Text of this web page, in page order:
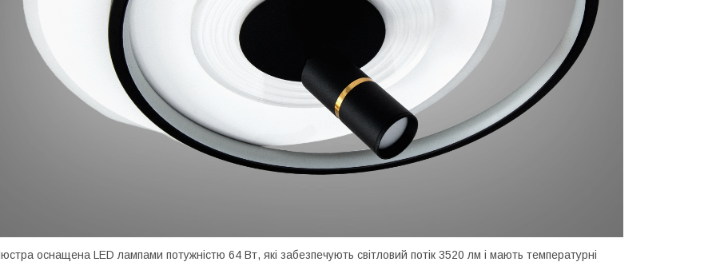
оснащена LED лампами потужністю 64 Вт, які забезпечують світловий потік 3520 лм і мають температурні